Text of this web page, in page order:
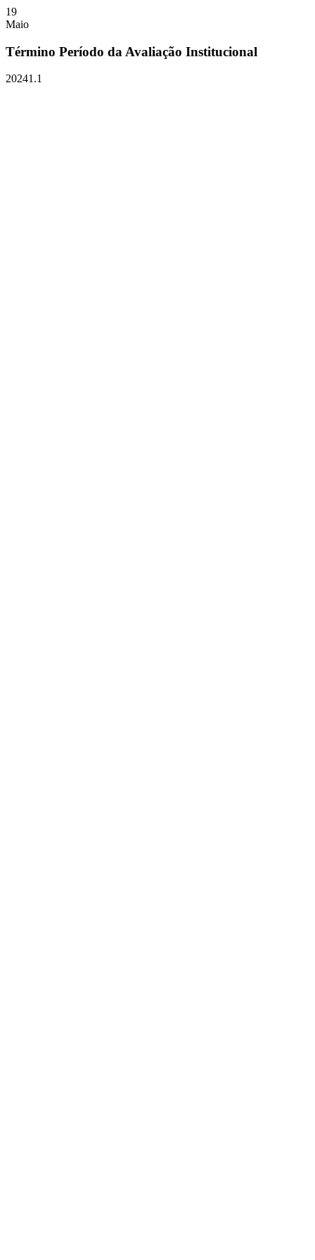
19
Maio
Término Período da Avaliação Institucional
20241.1